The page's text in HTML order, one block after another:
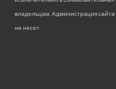
владельцам. Администрация
не несет.